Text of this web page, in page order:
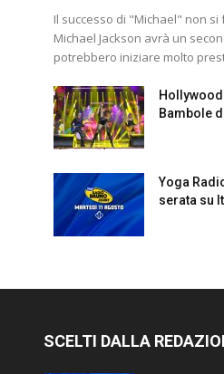
Il successo di "Michael" non
Michael Jackson avrà un
potrebbero iniziare molto
Bambole
Yoga
serata su
SCELTI DALLA